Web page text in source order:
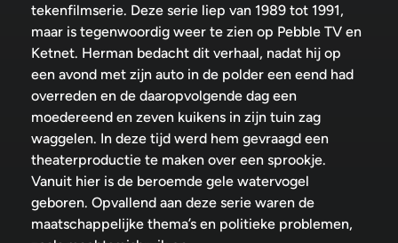
tekenfilmserie. Deze serie liep van 1989 tot 1991,
maar is tegenwoordig weer te zien op Pebble TV en
Ketnet. Herman bedacht dit verhaal, nadat hij op
een avond met zijn auto in de polder een eend had
overreden en de daaropvolgende dag een
moedereend en zeven kuikens in zijn tuin zag
waggelen. In deze tijd werd hem gevraagd een
theaterproductie te maken over een sprookje.
Vanuit hier is de beroemde gele watervogel
geboren. Opvallend aan deze serie waren de
maatschappelijke thema’s en politieke problemen,